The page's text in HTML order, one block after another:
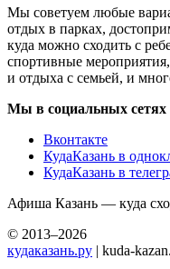
Мы советуем любые
отдых в парках,
куда можно сходить с
спортивные
и отдыха с семьей, и
Мы в социальных сетях
Вконтакте
КудаКазань в
КудаКазань в
Афиша Казань — куда
© 2013–2026
кудаказань.ру | kuda-